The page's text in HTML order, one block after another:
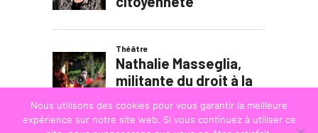
Nous utilisons des cookies pour vous garantir la meilleure
expérience sur notre site web. Si vous continuez à utiliser ce